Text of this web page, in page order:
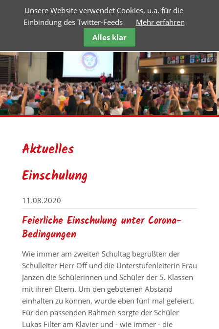
Aktuelles
Einschulung
11.08.2020
Feierliche Einschulung unter Corona-
Bedingungen
Wie immer am zweiten Schultag begrüßten der
Schulleiter Herr Off und die Unterstufenleiterin Frau
Janzen die Schülerinnen und Schüler der 5. Klassen
mit ihren Eltern. Um den gebotenen Abstand
einhalten zu können, wurde eben fünf mal gefeiert.
Für den passenden Rahmen sorgte der Schüler
Lukas Filter am Klavier und - wie immer - die
Unsere Website verwendet Cookies, u.a. für die
Einbindung des Twitter-Feeds
Mehr erfahren
Alles klar